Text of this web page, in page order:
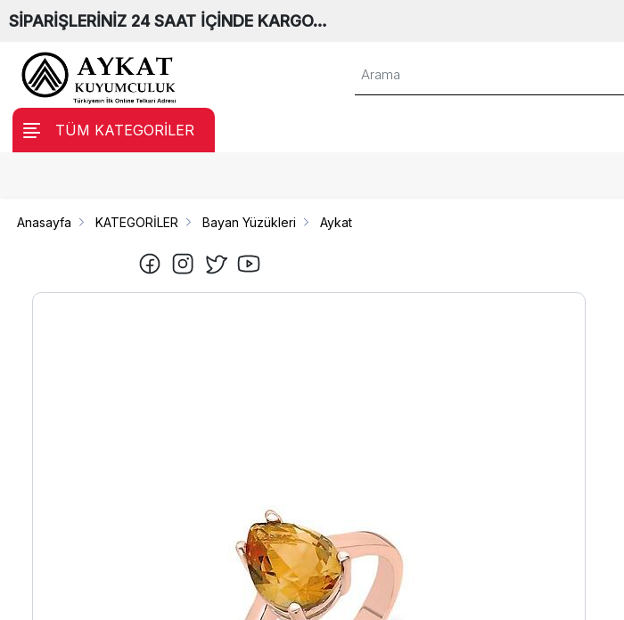
SİPARİŞLERİNİZ 24 SAAT İÇİNDE KARGO…
TÜM KATEGORİLER
Anasayfa KATEGORİLER Bayan Yüzükleri Aykat